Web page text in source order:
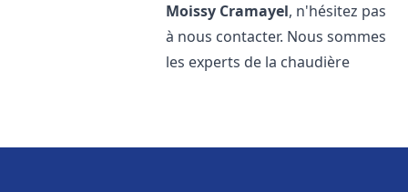
Moissy Cramayel, n'hésitez pas
à nous contacter. Nous sommes
les experts de la chaudière